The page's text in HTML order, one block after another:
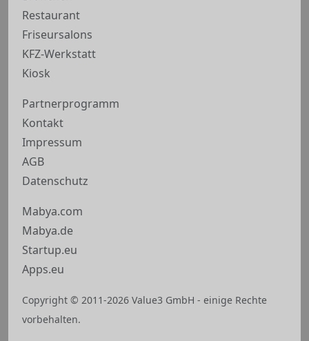
Restaurant
Friseursalons
KFZ-Werkstatt
Kiosk
Partnerprogramm
Kontakt
Impressum
AGB
Datenschutz
Mabya.com
Mabya.de
Startup.eu
Apps.eu
Copyright © 2011-2026 Value3 GmbH - einige Rechte
vorbehalten.